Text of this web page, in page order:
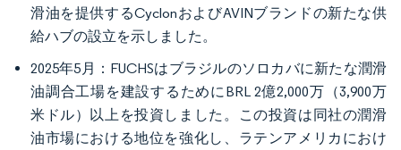
滑油を提供するCyclonおよびAVINブランドの新たな供
給ハブの設立を示しました。
2025年5月：FUCHSはブラジルのソロカバに新たな潤滑
油調合工場を建設するためにBRL 2億2,000万（3,900万
米ドル）以上を投資しました。この投資は同社の潤滑
油市場における地位を強化し、ラテンアメリカにおけ